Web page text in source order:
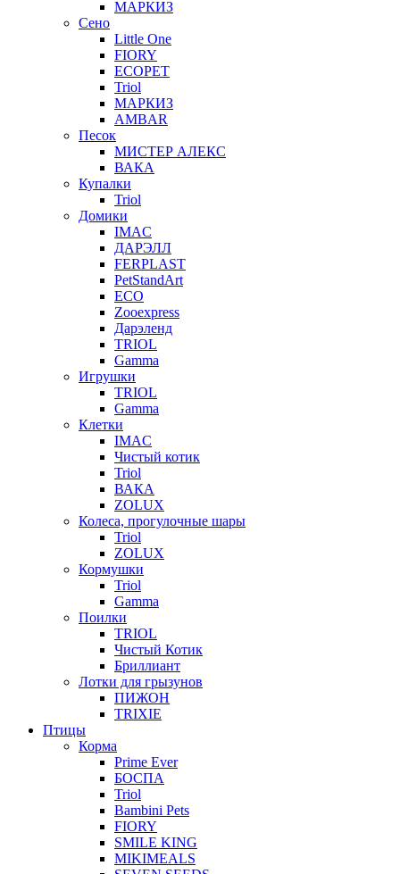
МАРКИЗ
Сено
Little One
FIORY
ECOPET
Triol
МАРКИЗ
AMBAR
Песок
МИСТЕР АЛЕКС
ВАКА
Купалки
Triol
Домики
IMAC
ДАРЭЛЛ
FERPLAST
PetStandArt
ECO
Zooexpress
Дарэленд
TRIOL
Gamma
Игрушки
TRIOL
Gamma
Клетки
IMAC
Чистый котик
Triol
ВАКА
ZOLUX
Колеса, прогулочные шары
Triol
ZOLUX
Кормушки
Triol
Gamma
Поилки
TRIOL
Чистый Котик
Бриллиант
Лотки для грызунов
ПИЖОН
TRIXIE
Птицы
Корма
Prime Ever
БОСПА
Triol
Bambini Pets
FIORY
SMILE KING
MIKIMEALS